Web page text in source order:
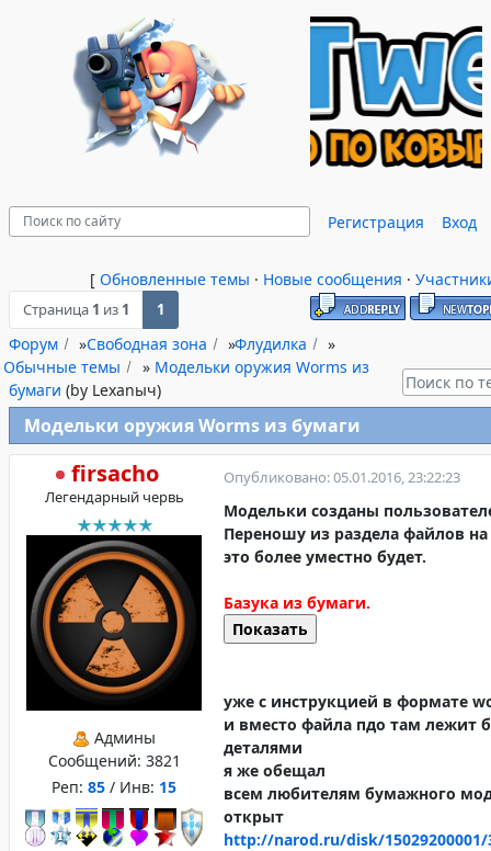
Регистрация Вход
[ Обновленные темы · Новые сообщения ·
Страница 1 из 1 1
Форум »Свободная зона »Флудилка
»
Обычные темы
» Модельки оружия Worms из
бумаги (by Lexanыч)
Модельки оружия Worms из бумаги
firsacho
Легендарный червь
Админы
Сообщений: 3821
Реп: 85 / Инв: 15
Опубликовано: 05.01.2016, 23:22:23
Модельки созданы
Переношу из раздела файлов
это более уместно будет.
Базука из бумаги.
уже с инструкцией в формате
и вместо файла пдо там лежит
деталями
я же обещал
всем любителям бумажного
открыт
http://narod.ru/disk/15029200001/